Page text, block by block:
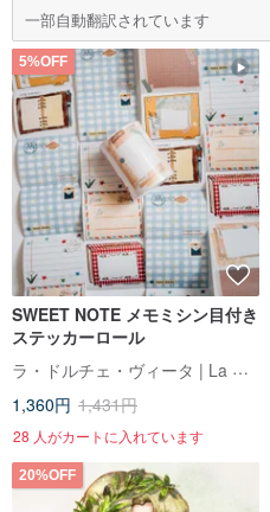
一部自動翻訳されています
5%OFF
SWEET NOTE メモミシン目付き
ステッカーロール
ラ・ドルチェ・ヴィータ | La Dolce Vita
1,360円 1,431円
28 人がカートに入れています
20%OFF